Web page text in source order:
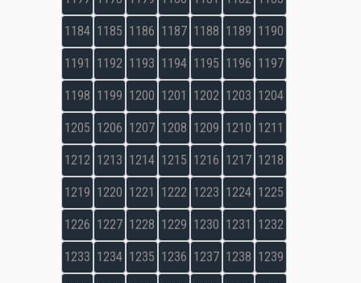
1184 1185 1186 1187 1188 1189 1190
1191 1192 1193 1194 1195 1196 1197
1198 1199 1200 1201 1202 1203 1204
1205 1206 1207 1208 1209 1210 1211
1212 1213 1214 1215 1216 1217 1218
1219 1220 1221 1222 1223 1224 1225
1226 1227 1228 1229 1230 1231 1232
1233 1234 1235 1236 1237 1238 1239